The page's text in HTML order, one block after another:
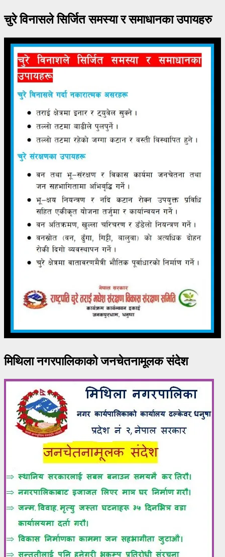
चुरे विनासले सिर्जित समस्या र समाधानका उपायहरु
मिथिला नगरपालिकाको जनचेतनामूलक संदेश